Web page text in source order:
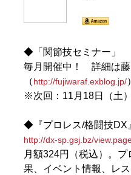
◆「関節技セミナー」
毎月開催中！ 詳細は藤
（http://fujiwaraf.exblog.jp/
※次回：11月18日（土）
◆『プロレス/格闘技DX』
http://dx-sp.gsj.bz/
月額324円（税込）。プ
果、イベント情報、レ